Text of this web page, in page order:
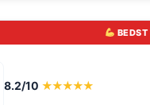
8.2/10 ★★★★★